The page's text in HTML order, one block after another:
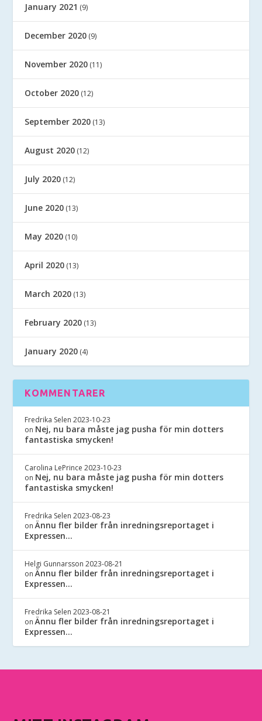
January 2021 (9)
December 2020 (9)
November 2020 (11)
October 2020 (12)
September 2020 (13)
August 2020 (12)
July 2020 (12)
June 2020 (13)
May 2020 (10)
April 2020 (13)
March 2020 (13)
February 2020 (13)
January 2020 (4)
KOMMENTARER
Fredrika Selen 2023-10-23
on Nej, nu bara måste jag pusha för min dotters
fantastiska smycken!
Carolina LePrince 2023-10-23
on Nej, nu bara måste jag pusha för min dotters
fantastiska smycken!
Fredrika Selen 2023-08-23
onÄnnu fler bilder från inredningsreportaget i
Expressen…
Helgi Gunnarsson 2023-08-21
onÄnnu fler bilder från inredningsreportaget i
Expressen…
Fredrika Selen 2023-08-21
onÄnnu fler bilder från inredningsreportaget i
Expressen…